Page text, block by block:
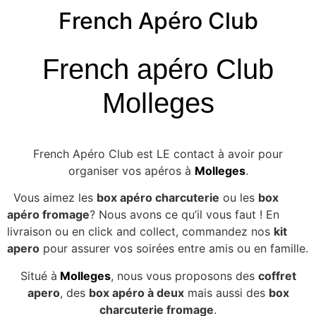
French Apéro Club
French apéro Club
Molleges
French Apéro Club est LE contact à avoir pour
organiser vos apéros à Molleges.
Vous aimez les box apéro charcuterie ou les box
apéro fromage? Nous avons ce qu’il vous faut ! En
livraison ou en click and collect, commandez nos kit
apero pour assurer vos soirées entre amis ou en famille.
Situé à Molleges, nous vous proposons des coffret
apero, des box apéro à deuxmais aussi des box
charcuterie fromage.